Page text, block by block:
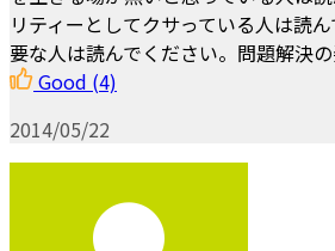
リティーとしてクサっている人は読
要な人は読んでください。問題解決
Good (4)
2014/05/22